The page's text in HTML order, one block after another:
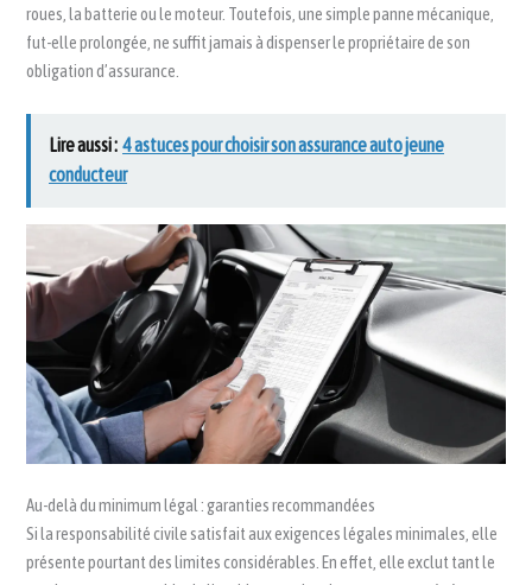
roues, la batterie ou le moteur. Toutefois, une simple panne mécanique,
fut-elle prolongée, ne suffit jamais à dispenser le propriétaire de son
obligation d’assurance.
Lire aussi : 4 astuces pour choisir son assurance auto jeune
conducteur
Au-delà du minimum légal : garanties recommandées
Si la responsabilité civile satisfait aux exigences légales minimales, elle
présente pourtant des limites considérables. En effet, elle exclut tant le